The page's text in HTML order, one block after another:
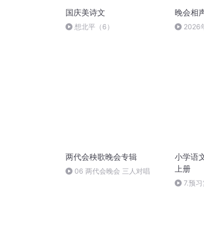
国庆美诗文
想北平（6）
晚会相
2026
两代会秧歌晚会专辑
06 两代会晚会 三人对唱
小学语
上册
7.预